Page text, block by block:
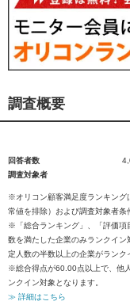
調査概要
回答者数
調査対象者
※オリコン顧客満足度ランキング
常値を排除）および調査対象者条
※「総合ランキング」、「評価項
数を満たした企業のみランクイ
定人数の半数以上の企業がランク
※総合得点が60.00点以上で、他
ンクイン対象となります。
≫ 詳細はこちら